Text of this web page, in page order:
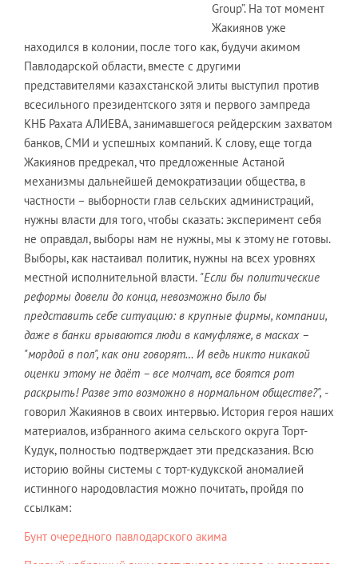
Group”. На тот момент
Жакиянов уже
находился в колонии, после того как, будучи акимом
Павлодарской области, вместе с другими
представителями казахстанской элиты выступил против
всесильного президентского зятя и первого зампреда
КНБ Рахата АЛИЕВА, занимавшегося рейдерским захватом
банков, СМИ и успешных компаний. К слову, еще тогда
Жакиянов предрекал, что предложенные Астаной
механизмы дальнейшей демократизации общества, в
частности – выборности глав сельских администраций,
нужны власти для того, чтобы сказать: эксперимент себя
не оправдал, выборы нам не нужны, мы к этому не готовы.
Выборы, как настаивал политик, нужны на всех уровнях
местной исполнительной власти. "Если бы политические
реформы довели до конца, невозможно было бы
представить себе ситуацию: в крупные фирмы, компании,
даже в банки врываются люди в камуфляже, в масках –
"мордой в пол", как они говорят… И ведь никто никакой
оценки этому не даёт – все молчат, все боятся рот
раскрыть! Разве это возможно в нормальном обществе?", -
говорил Жакиянов в своих интервью. История героя наших
материалов, избранного акима сельского округа Торт-
Кудук, полностью подтверждает эти предсказания. Всю
историю войны системы с торт-кудукской аномалией
истинного народовластия можно почитать, пройдя по
ссылкам:
Бунт очередного павлодарского акима